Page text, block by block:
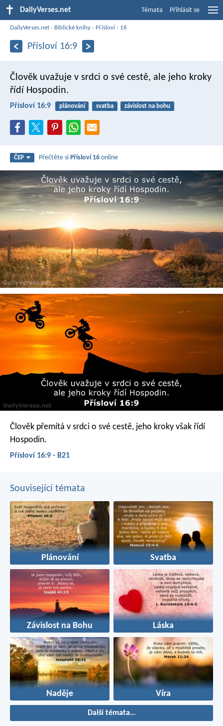
DailyVerses.net Témata Přihlásit se
DailyVerses.net › Biblické knihy › Přísloví› 16
Přísloví 16:9
Člověk uvažuje v srdci o své cestě, ale jeho kroky
řídí Hospodin.
Přísloví 16:9 plánování svatba závislost na bohu
ČEP Přečtěte siPřísloví 16 online
Člověk přemítá v srdci o své cestě, jeho kroky však řídí
Hospodin.
Přísloví 16:9 - B21
Související témata
Plánování Svatba
Závislost na Bohu Láska
Naděje Víra
Další témata…